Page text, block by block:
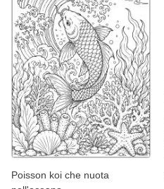
Poisson koi che nuota